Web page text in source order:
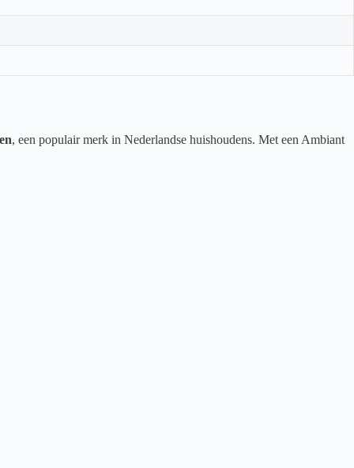
, een populair merk in Nederlandse huishoudens. Met een Ambiant